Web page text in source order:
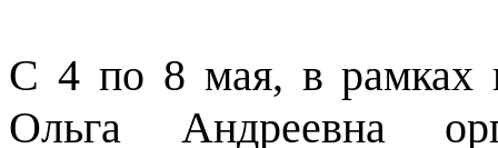
С 4 по 8 мая, в рамках
Ольга Андреевна